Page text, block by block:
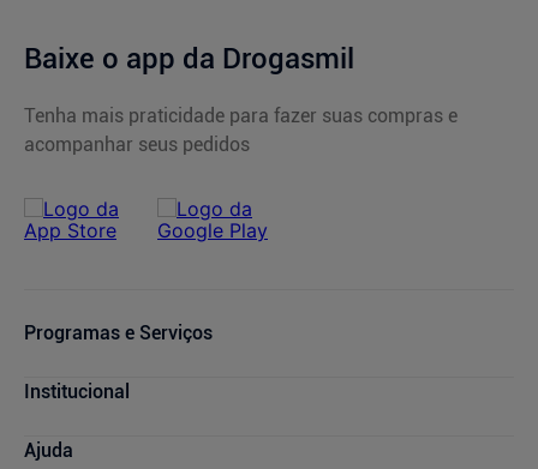
Baixe o app da Drogasmil
Tenha mais praticidade para fazer suas compras e
acompanhar seus pedidos
Programas e Serviços
Cupons de Desconto
Consultas Médicas
Institucional
Blog Drogasmil
Ajuda